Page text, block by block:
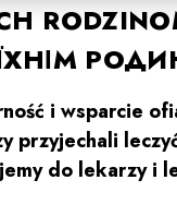
ICH
i wsparcie
do lekarzy i